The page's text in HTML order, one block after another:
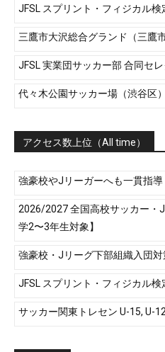
JFSL スプリント・フィジカル検
三鷹市大沢総合グランド（三鷹市
JFSL 実業団サッカー部 合同セ
代々木公園サッカー場（渋谷区）
アクセス数上位（All time）
強豪校やJリーガーへも一貫指
2026/2027 全国高校サッカー・
学2〜3年生対象】
強豪校・Jリーグ下部組織入団
JFSL スプリント・フィジカル検
サッカー関東トレセン U-15, U-12